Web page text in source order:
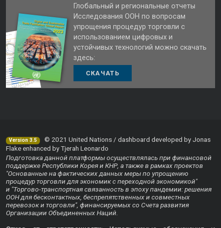
Глобальный и региональные отчеты
Исследования ООН по вопросам
упрощения процедур торговли с
использованием цифровых и
устойчивых технологий можно скачать
здесь:
СКАЧАТЬ
Version 3.5
© 2021 United Nations / dashboard developed by Jonas
Flake enhanced by Tjerah Leonardo
Подготовка данной платформы осуществлялась при финансовой
поддержке Республики Корея и КНР, а также в рамках проектов
"Основанные на фактических данных меры по упрощению
процедур торговли для экономик с переходной экономикой"
и "Торгово-транспортная связанность в эпоху пандемии: решения
ООН для бесконтактных, беспрепятственных и совместных
перевозок и торговли", финансируемых со Счета развития
Организации Объединенных Наций.